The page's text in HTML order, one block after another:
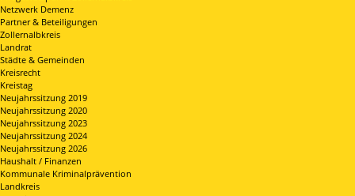
Netzwerk Demenz
Partner & Beteiligungen
Zollernalbkreis
Landrat
Städte & Gemeinden
Kreisrecht
Kreistag
Neujahrssitzung 2019
Neujahrssitzung 2020
Neujahrssitzung 2023
Neujahrssitzung 2024
Neujahrssitzung 2026
Haushalt / Finanzen
Kommunale Kriminalprävention
Landkreis